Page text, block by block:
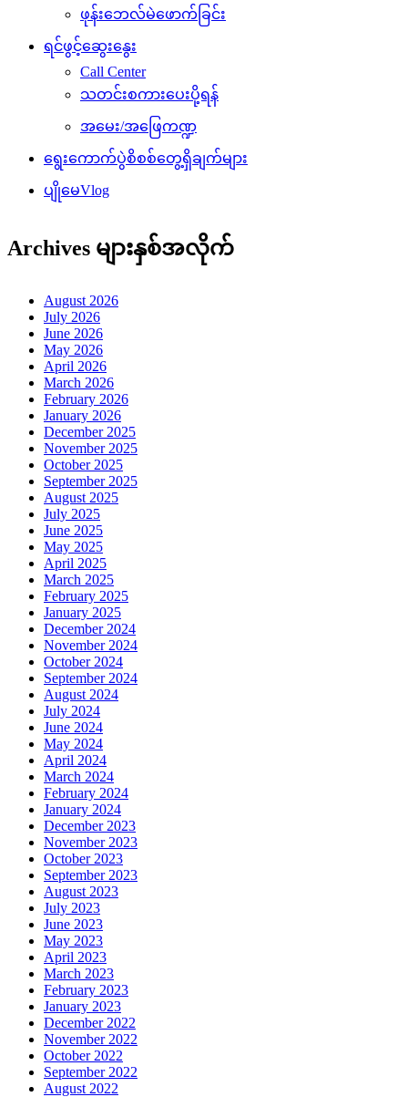
ဖုန်းဘေလ်မဲဖောက်ခြင်း
ရင်ဖွင့်ဆွေးနွေး
Call Center
သတင်းစကားပေးပို့ရန်
အမေး/အဖြေကဏ္ဍ
ရွေးကောက်ပွဲစိစစ်တွေ့ရှိချက်များ
ပျိုမေVlog
Archives များနှစ်အလိုက်
August 2026
July 2026
June 2026
May 2026
April 2026
March 2026
February 2026
January 2026
December 2025
November 2025
October 2025
September 2025
August 2025
July 2025
June 2025
May 2025
April 2025
March 2025
February 2025
January 2025
December 2024
November 2024
October 2024
September 2024
August 2024
July 2024
June 2024
May 2024
April 2024
March 2024
February 2024
January 2024
December 2023
November 2023
October 2023
September 2023
August 2023
July 2023
June 2023
May 2023
April 2023
March 2023
February 2023
January 2023
December 2022
November 2022
October 2022
September 2022
August 2022